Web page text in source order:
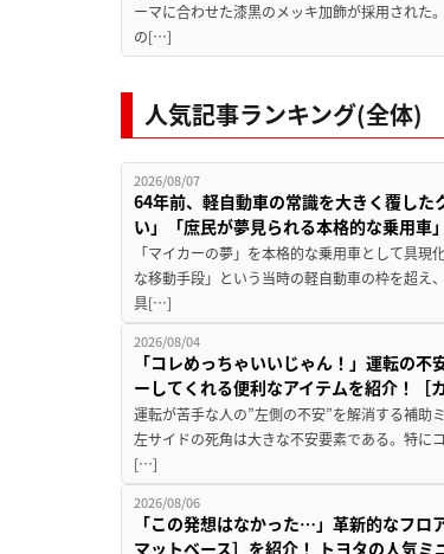
ーマに合わせた漆黒のメッキ加飾が採用された
の[…]
人気記事ランキング(全体)
2026/08/07
64年前、軽自動車の常識を大きく覆し
い」「庶民が夢見られる本格的な乗用車
「マイカーの夢」を本格的な乗用車として具
な移動手段」という当時の軽自動車の枠を超え
具[…]
2026/08/04
「コレめっちゃいいじゃん！」運転の
ーしてくれる便利なアイテムを紹介！［
運転が苦手な人の”左側の不安”を解消する補助
左サイドの死角は大きな不安要素である。特に
[…]
2026/08/06
「この発想はなかった…」革新的なフ
マットベース］を紹介！ トヨタの人気